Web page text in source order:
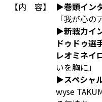
【内 容】
▶巻頭イン
「我が心の
▶新戦力イ
ドゥドゥ選
レオミネイ
いを胸に」
▶スペシャ
wyse